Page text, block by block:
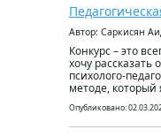
Автор: Саркисян
Конкурс – это
хочу
психолого-
методе,
Опубликовано: